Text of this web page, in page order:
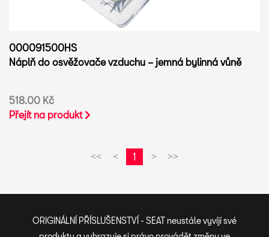
000091500HS
Náplň do osvěžovače vzduchu – jemná bylinná vůně
518.00 Kč
Přejít na produkt
<< < 1 > >>
ORIGINÁLNÍ PŘÍSLUŠENSTVÍ - SEAT neustále vyvíjí své